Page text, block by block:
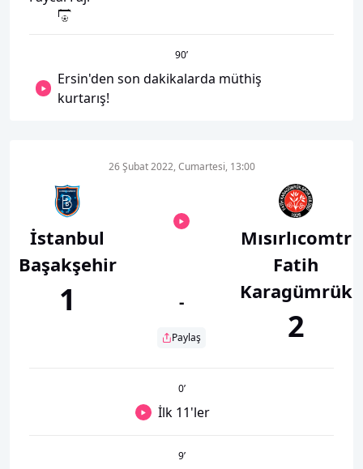
90’
Ersin'den son dakikalarda müthiş
kurtarış!
İstanbul
Başakşehir
1
26 Şubat 2022, Cumartesi, 13:00
-
Paylaş
Mısırlıcomtr
Fatih
Karagümrük
2
0’
İlk 11'ler
9’